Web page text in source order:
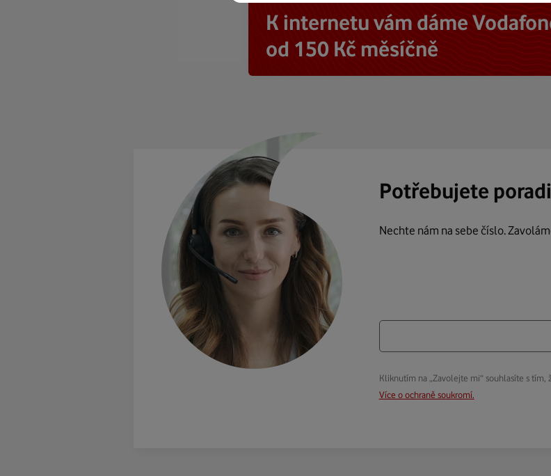
K internetu vám dáme
od 150 Kč měsíčně
Potřebujete
Nechte nám na sebe číslo.
Kliknutím na „Zavolejte mi“ souhlasíte s tím,
Více o ochraně soukromí.